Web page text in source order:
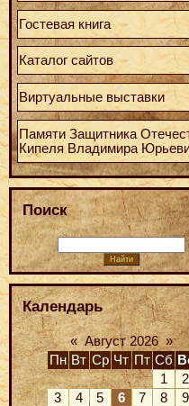
Гостевая книга
Каталог сайтов
Виртуальные выставки
Памяти Защитника
Кипеля Владимира
Поиск
Календарь
« Август 2026 »
Пн Вт Ср Чт Пт Сб
1
2
3
4 5 6 7 8
9